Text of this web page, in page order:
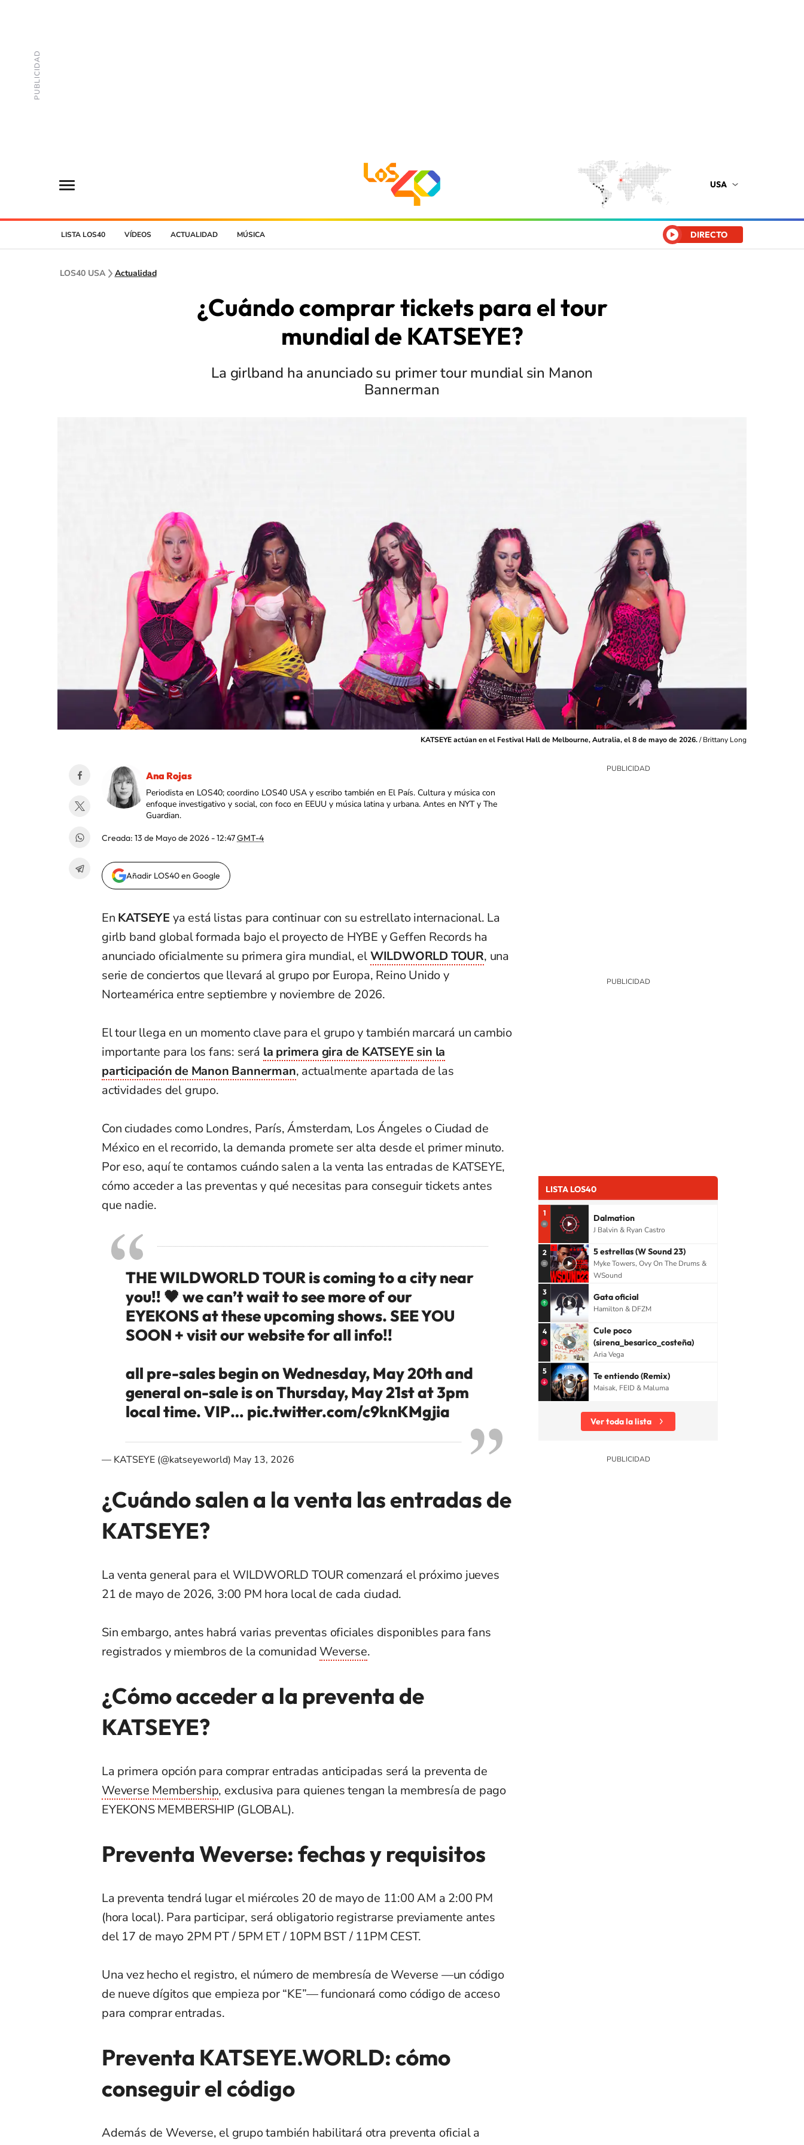
USA
LISTA LOS40 VÍDEOS ACTUALIDAD MÚSICA DIRECTO
LOS40 USA Actualidad
¿Cuándo comprar tickets para el tour
mundial de KATSEYE?
La girlband ha anunciado su primer tour mundial sin Manon
Bannerman
KATSEYE actúan en el Festival Hall de Melbourne, Autralia, el 8 de mayo de 2026./Brittany Long
Ana Rojas
Periodista en LOS40; coordino LOS40 USA y escribo también en El País. Cultura y música con
enfoque investigativo y social, con foco en EEUU y música latina y urbana. Antes en NYT y The
Guardian.
Creada: 13 de Mayo de 2026 - 12:47GMT-4
Añadir LOS40 en Google
En KATSEYE ya está listas para continuar con su estrellato internacional. La
girlb band global formada bajo el proyecto de HYBE y Geffen Records ha
anunciado oficialmente su primera gira mundial, elWILDWORLD TOUR, una
serie de conciertos que llevará al grupo por Europa, Reino Unido y
Norteamérica entre septiembre y noviembre de 2026.
El tour llega en un momento clave para el grupo y también marcará un cambio
importante para los fans: será la primera gira de KATSEYE sin la
participación de Manon Bannerman, actualmente apartada de las
actividades del grupo.
Con ciudades como Londres, París, Ámsterdam, Los Ángeles o Ciudad de
México en el recorrido, la demanda promete ser alta desde el primer minuto.
Por eso, aquí te contamos cuándo salen a la venta las entradas de KATSEYE,
cómo acceder a las preventas y qué necesitas para conseguir tickets antes
que nadie.
THE WILDWORLD TOUR is coming to a city near
you!! 🖤 we can’t wait to see more of our
EYEKONS at these upcoming shows. SEE YOU
SOON + visit our website for all info!!
all pre-sales begin on Wednesday, May 20th and
general on-sale is on Thursday, May 21st at 3pm
local time. VIP… pic.twitter.com/c9knKMgjia
— KATSEYE (@katseyeworld) May 13, 2026
¿Cuándo salen a la venta las entradas de
KATSEYE?
La venta general para el WILDWORLD TOUR comenzará el próximo jueves
21 de mayo de 2026, 3:00 PM hora local de cada ciudad.
Sin embargo, antes habrá varias preventas oficiales disponibles para fans
registrados y miembros de la comunidadWeverse.
¿Cómo acceder a la preventa de
KATSEYE?
La primera opción para comprar entradas anticipadas será la preventa de
Weverse Membership, exclusiva para quienes tengan la membresía de pago
EYEKONS MEMBERSHIP (GLOBAL).
Preventa Weverse: fechas y requisitos
La preventa tendrá lugar el miércoles 20 de mayo de 11:00 AM a 2:00 PM
(hora local). Para participar, será obligatorio registrarse previamente antes
del 17 de mayo 2PM PT / 5PM ET / 10PM BST / 11PM CEST.
Una vez hecho el registro, el número de membresía de Weverse —un código
de nueve dígitos que empieza por “KE”— funcionará como código de acceso
para comprar entradas.
Preventa KATSEYE.WORLD: cómo
conseguir el código
Además de Weverse, el grupo también habilitará otra preventa oficial a
LISTA LOS40
1 Dalmation
J Balvin & Ryan Castro
2 5 estrellas (W Sound 23)
Myke Towers, Ovy On The Drums &
WSound
3 Gata oficial
Hamilton & DFZM
4
Cule poco
(sirena_besarico_costeña)
Aria Vega
5 Te entiendo (Remix)
Maisak, FEID & Maluma
Ver toda la lista